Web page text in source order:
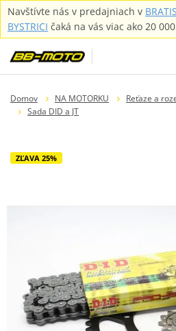
Navštívte nás v predajniach v
BYSTRICI čaká na vás viac ako 20
Domov NA MOTORKU Reťaze a
Sada DID a JT
ZĽAVA 25%